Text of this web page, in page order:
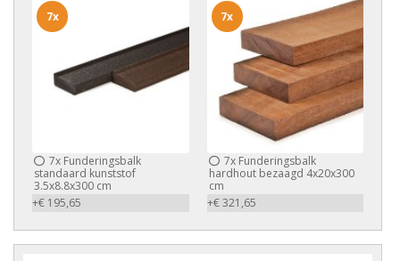
7x Funderingsbalk
standaard kunststof
3.5x8.8x300 cm
+€ 195,65
7x
7xFunderingsbalk
hardhout bezaagd 4x20x300
cm
+€ 321,65
7x